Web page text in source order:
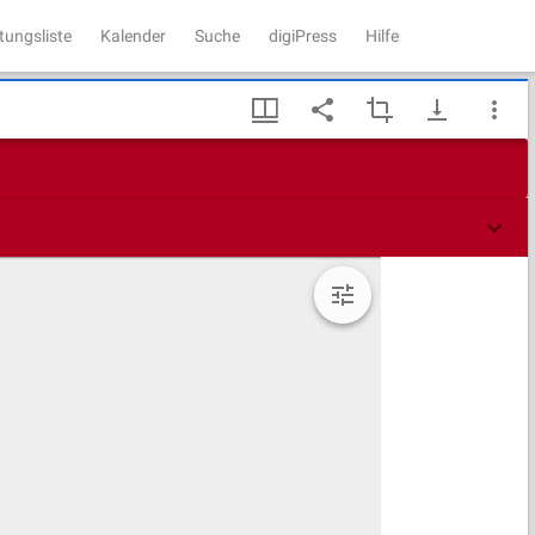
Kalender Suche digiPress Hilfe